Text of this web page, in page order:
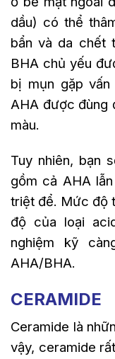
dầu) có thể
bẩn và da chết
BHA chủ yếu
bị mụn gặp
AHA được đùng
màu.
Tuy nhiên, bạn
gồm cả AHA
triệt để. Mức độ
độ của loại
nghiệm kỹ
AHA/BHA.
CERAMIDE
Ceramide là
vậy, ceramide